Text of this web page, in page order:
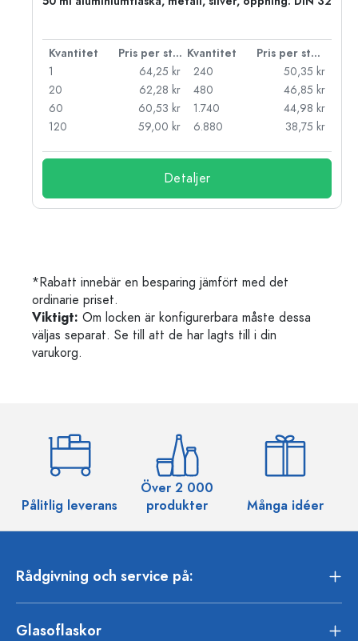
Kvantitet Pris per styck Kvantitet
Pris per styck
1
64,25 kr
20
62,28 kr
60
60,53 kr
120
59,00 kr
240
50,35 kr
480
46,85 kr
1.740
44,98 kr
6.880
38,75 kr
Detaljer
*Rabatt innebär en besparing jämfört med det
ordinarie priset.
Viktigt: Om locken är konfigurerbara måste dessa
väljas separat. Se till att de har lagts till i din
varukorg.
Pålitlig leverans
Över 2 000
produkter
Många idéer
Rådgivning och service på:
Glasoflaskor